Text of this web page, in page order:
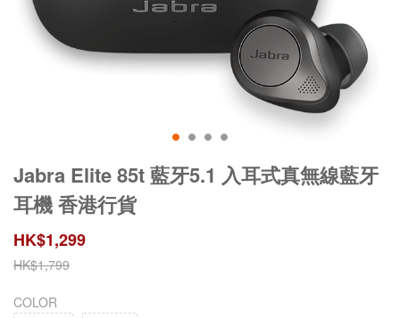
Jabra Elite 85t 藍牙5.1 入耳式真無線藍牙
耳機 香港行貨
HK$1,299
HK$1,799
COLOR